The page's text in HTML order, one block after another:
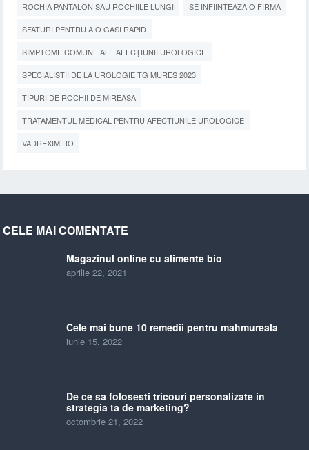
ROCHIA PANTALON SAU ROCHIILE LUNGI SE INFIINTEAZA O FIRMA
SFATURI PENTRU A O GASI RAPID
SIMPTOME COMUNE ALE AFECȚIUNII UROLOGICE
SPECIALISTII DE LA UROLOGIE TG MURES 2023
TIPURI DE ROCHII DE MIREASA
TRATAMENTUL MEDICAL PENTRU AFECTIUNILE UROLOGICE
VADREXIM.RO
CELE MAI COMENTATE
Magazinul online cu alimente bio
aprilie 22, 2021
Cele mai bune 10 remedii pentru mahmureala
iunie 15, 2022
De ce sa folosesti tricouri personalizate in
strategia ta de marketing?
octombrie 21, 2022